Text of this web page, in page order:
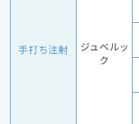
手打ち注射
ジュベルッ
ク